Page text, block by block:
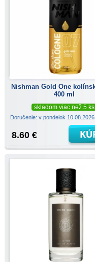
Nishman Gold One
400 ml
skladom viac než 5 ks
Doručenie: v pondelok
8.60 €